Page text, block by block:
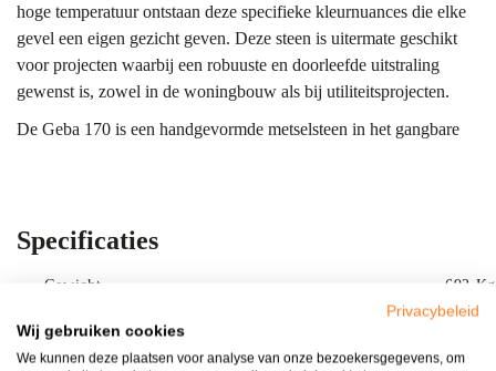
hoge temperatuur ontstaan deze specifieke kleurnuances die elke
gevel een eigen gezicht geven. Deze steen is uitermate geschikt
voor projecten waarbij een robuuste en doorleefde uitstraling
gewenst is, zowel in de woningbouw als bij utiliteitsprojecten.
De Geba 170 is een handgevormde metselsteen in het gangbare
invallende zonlicht. Dit type metselsteen is volledig vorstbestendig
showroom Bergharen. Elk beeldscherm toont kleuren anders.
Meng bovendien altijd meerdere pallets diagonaal voor een
Specificaties
Gewicht 692 Kg
Aanbieding
Kleur Rood
Privacybeleid
Wij gebruiken cookies
We kunnen deze plaatsen voor analyse van onze bezoekersgegevens, om